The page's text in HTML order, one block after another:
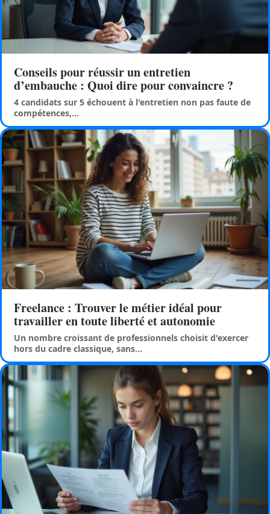
Conseils pour réussir un entretien
d’embauche : Quoi dire pour convaincre ?
4 candidats sur 5 échouent à l'entretien non pas faute de
compétences,…
Freelance : Trouver le métier idéal pour
travailler en toute liberté et autonomie
Un nombre croissant de professionnels choisit d'exercer
hors du cadre classique, sans…